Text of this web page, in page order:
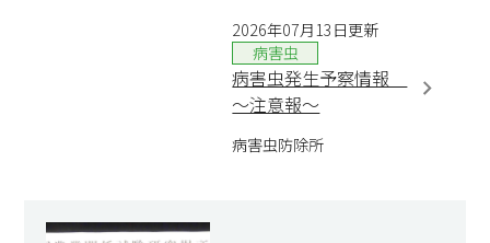
2026年07月13日更新
病害虫
病害虫発生予察情報
～注意報～
病害虫防除所